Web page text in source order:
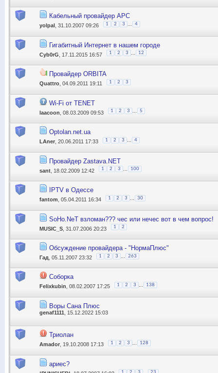
Кабельный провайдер АРС
yolpal , 31.10.2007 09:26 1 2 3 4
Гигабитный Интернет в нашем городе
Cyb0rG , 17.11.2015 16:57 1 2 3 ... 12
Провайдер ORBITA
Quattro , 04.09.2011 19:11 1 2 3
Wi-Fi от TENET
laacoon , 08.03.2009 09:53 1 2 3 ... 5
Optolan.net.ua
LAner , 20.06.2011 17:33 1 2 3 4
Провайдер Zastava.NET
sant , 18.02.2009 12:42 1 2 3 100
IPTV в Одессе
fantom , 05.04.2011 16:34 1 2 3 30
SoHo.NeT взломан??? чес или нечес вот в чем вопрос!
MUSIC_S , 31.07.2006 20:23 1 2
Обсуждение провайдера - "НормаПлюс"
Гад , 05.11.2007 23:32 1 2 3 263
Соборка
Felixkubin , 08.02.2007 17:25 1 2 3 138
Воры Сана Плюс
genaf1111 , 15.12.2022 15:03
Триолан
Amador , 19.10.2008 17:13 1 2 3 128
ариес?